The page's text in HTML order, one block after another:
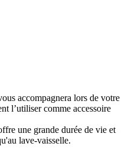
accompagnera lors de votre
l’utiliser comme accessoire
une grande durée de vie et
lave-vaisselle.